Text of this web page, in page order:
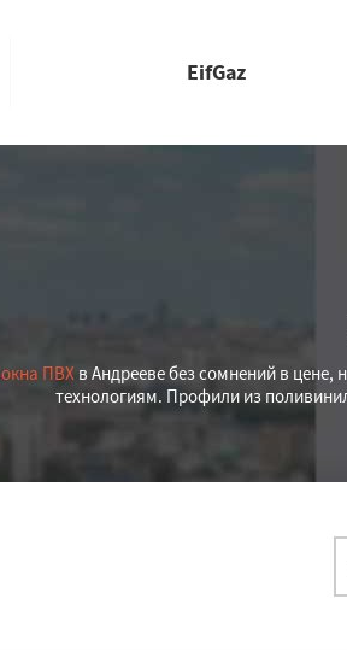
EifGaz
окна ПВХ в Андрееве без сомнений в
технологиям. Профили из